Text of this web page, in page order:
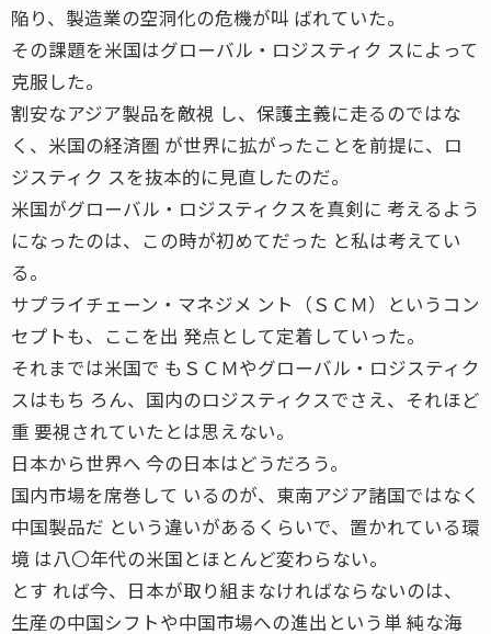
陥り、製造業の空洞化の危機が叫 ばれていた。
その課題を米国はグローバル・ロジスティク スによって
克服した。
割安なアジア製品を敵視 し、保護主義に走るのではな
く、米国の経済圏 が世界に拡がったことを前提に、ロ
ジスティク スを抜本的に見直したのだ。
米国がグローバル・ロジスティクスを真剣に 考えるよう
になったのは、この時が初めてだった と私は考えてい
る。
サプライチェーン・マネジメ ント（ＳＣＭ）というコン
セプトも、ここを出 発点として定着していった。
それまでは米国で もＳＣＭやグローバル・ロジスティク
スはもち ろん、国内のロジスティクスでさえ、それほど
重 要視されていたとは思えない。
日本から世界へ 今の日本はどうだろう。
国内市場を席巻して いるのが、東南アジア諸国ではなく
中国製品だ という違いがあるくらいで、置かれている環
境 は八〇年代の米国とほとんど変わらない。
とす れば今、日本が取り組まなければならないのは、
生産の中国シフトや中国市場への進出という単 純な海